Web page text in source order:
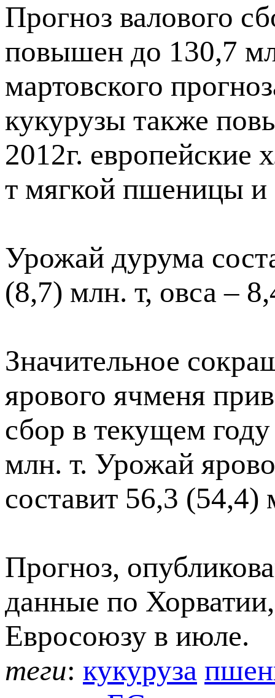
Прогноз валового
повышен до 130,7
мартовского
кукурузы также
2012г. европейские
т мягкой пшеницы и
Урожай дурума
(8,7) млн. т, овса –
Значительное
ярового ячменя
сбор в текущем
млн. т. Урожай
составит 56,3 (54,4)
Прогноз,
данные по
Евросоюзу в июле.
теги: кукуруза